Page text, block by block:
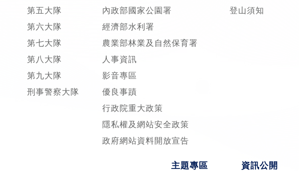
第五大隊
第六大隊
第七大隊
第八大隊
第九大隊
刑事警察大隊
內政部國家公園署
經濟部水利署
農業部林業及自然保育署
人事資訊
影音專區
優良事蹟
行政院重大政策
隱私權及網站安全政策
政府網站資料開放宣告
登山須知
主題專區
資訊公開